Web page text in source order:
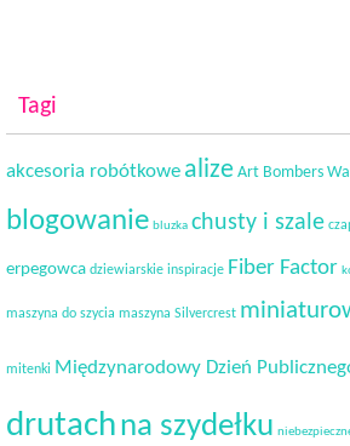
Tagi
akcesoria robótkowe alize Art Bombers
blogowanie bluzka chusty i szale
erpegowca dziewiarskie inspiracje Fiber Factor
maszyna do szycia maszyna Silvercrest
mitenki Międzynarodowy Dzień
drutachna szydełku